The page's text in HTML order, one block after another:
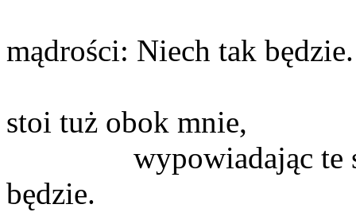
mądrości:
stoi tuż
wypowiadając te
będzie.